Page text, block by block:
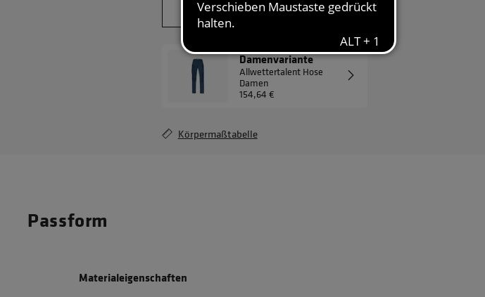
JETZT ANFRAGEN
Damenvariante
Allwettertalent Hose
Damen
154,64 €
Körpermaßtabelle
Passform
Materialeigenschaften